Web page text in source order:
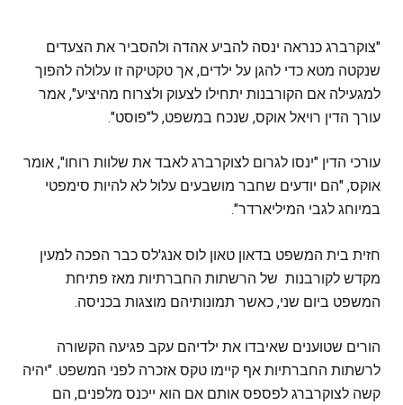
"צוקרברג כנראה ינסה להביע אהדה ולהסביר את הצעדים
שנקטה מטא כדי להגן על ילדים, אך טקטיקה זו עלולה להפוך
למגעילה אם הקורבנות יתחילו לצעוק ולצרוח מהיציע", אמר
עורך הדין רויאל אוקס, שנכח במשפט, ל"פוסט".
עורכי הדין "ינסו לגרום לצוקרברג לאבד את שלוות רוחו", אומר
אוקס, "הם יודעים שחבר מושבעים עלול לא להיות סימפטי
במיוחג לגבי המיליארדר".
חזית בית המשפט בדאון טאון לוס אנג'לס כבר הפכה למעין
מקדש לקורבנות של הרשתות החברתיות מאז פתיחת
המשפט ביום שני, כאשר תמונותיהם מוצגות בכניסה.
הורים שטוענים שאיבדו את ילדיהם עקב פגיעה הקשורה
לרשתות החברתיות אף קיימו טקס אזכרה לפני המשפט. "יהיה
קשה לצוקרברג לפספס אותם אם הוא ייכנס מלפנים, הם